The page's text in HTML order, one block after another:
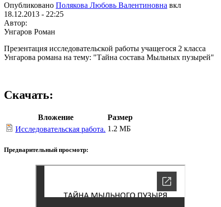
Опубликовано Полякова Любовь Валентиновна вкл
18.12.2013 - 22:25
Автор:
Унгаров Роман
Презентация исследовательской работы учащегося 2 класса
Унгарова романа на тему: "Тайна состава Мыльных пузырей"
Скачать:
Вложение
Размер
Исследовательская работа. 1.2 МБ
Предварительный просмотр: